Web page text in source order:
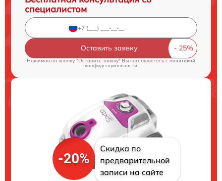
специалистом
Оставить заявку
Нажимая на кнопку "Оставить заявку" Вы соглашаетесь cполитикой
конфиденциальности
-20%
Скидка по
предварительной
записи на сайте